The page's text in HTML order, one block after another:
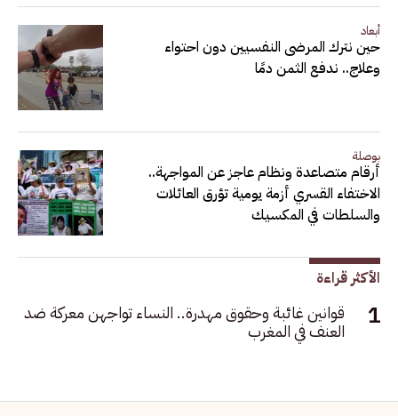
أبعاد
حين نترك المرضى النفسيين دون احتواء
وعلاج.. ندفع الثمن دمًا
بوصلة
أرقام متصاعدة ونظام عاجز عن المواجهة..
الاختفاء القسري أزمة يومية تؤرق العائلات
والسلطات في المكسيك
الأكثر قراءة
قوانين غائبة وحقوق مهدرة.. النساء تواجهن معركة ضد
العنف في المغرب